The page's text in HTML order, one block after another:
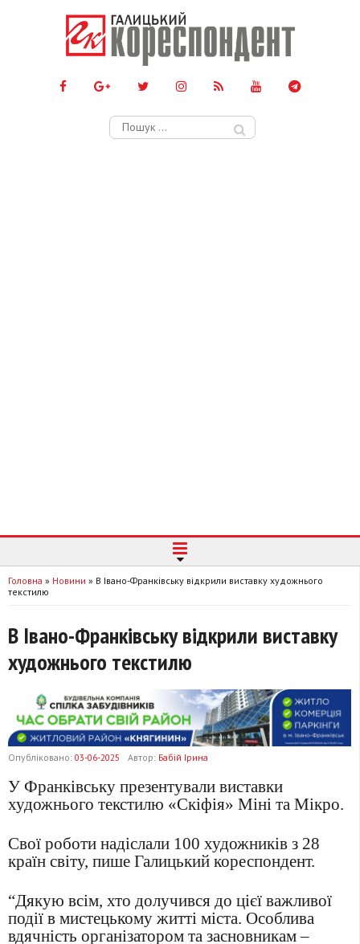
Пошук:
Головна » Новини » В Івано-Франківську відкрили виставку художнього
текстилю
В Івано-Франківську відкрили виставку
художнього текстилю
Опубліковано: 03-06-2025 Автор: Бабій Ірина
У Франківську презентували виставки
художнього текстилю «Скіфія» Міні та Мікро.
Свої роботи надіслали 100 художників з 28
країн світу, пише Галицький кореспондент.
“Дякую всім, хто долучився до цієї важливої
події в мистецькому житті міста. Особлива
вдячність організатором та засновникам –